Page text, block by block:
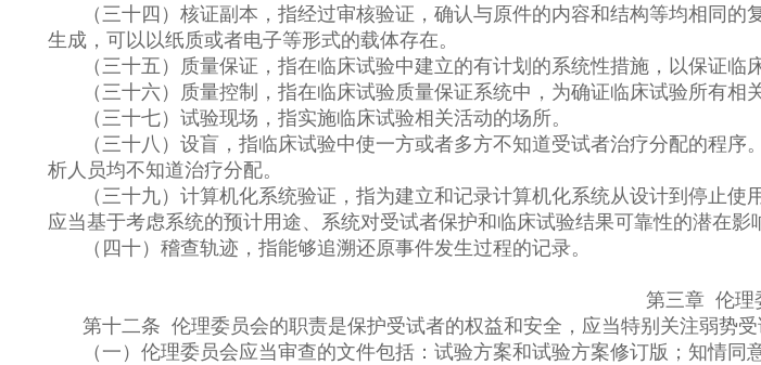
（三十四）核证副本，指经过审核验证，确认与原件的内容和结构等均相同
生成，可以以纸质或者电子等形式的载体存在。
（三十五）质量保证，指在临床试验中建立的有计划的系统性措施，以保证
（三十六）质量控制，指在临床试验质量保证系统中，为确证临床试验所有相
（三十七）试验现场，指实施临床试验相关活动的场所。
（三十八）设盲，指临床试验中使一方或者多方不知道受试者治疗分配的程
析人员均不知道治疗分配。
（三十九）计算机化系统验证，指为建立和记录计算机化系统从设计到停止
应当基于考虑系统的预计用途、系统对受试者保护和临床试验结果可靠性的潜在影
（四十）稽查轨迹，指能够追溯还原事件发生过程的记录。
第三章 伦理
第十二条 伦理委员会的职责是保护受试者的权益和安全，应当特别关注弱势受
（一）伦理委员会应当审查的文件包括：试验方案和试验方案修订版；知情